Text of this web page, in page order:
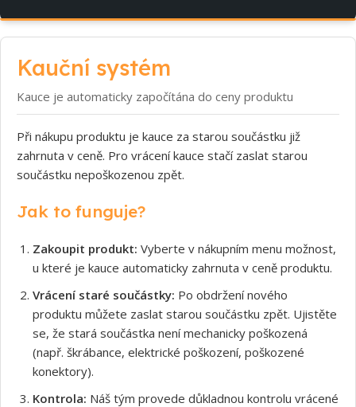
Kauční systém
Kauce je automaticky započítána do ceny produktu
Při nákupu produktu je kauce za starou součástku již
zahrnuta v ceně. Pro vrácení kauce stačí zaslat starou
součástku nepoškozenou zpět.
Jak to funguje?
Zakoupit produkt: Vyberte v nákupním menu možnost,
u které je kauce automaticky zahrnuta v ceně produktu.
Vrácení staré součástky: Po obdržení nového
produktu můžete zaslat starou součástku zpět. Ujistěte
se, že stará součástka není mechanicky poškozená
(např. škrábance, elektrické poškození, poškozené
konektory).
Kontrola: Náš tým provede důkladnou kontrolu vrácené